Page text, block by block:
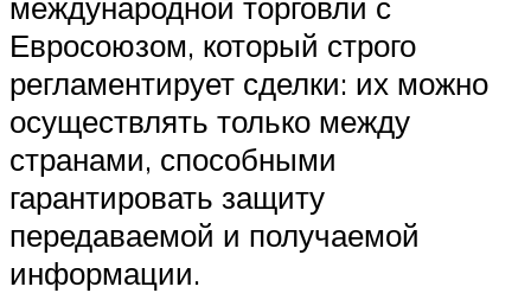
Евросоюзом, который строго
регламентирует сделки: их можно
осуществлять только между
странами, способными
гарантировать защиту
передаваемой и получаемой
информации.